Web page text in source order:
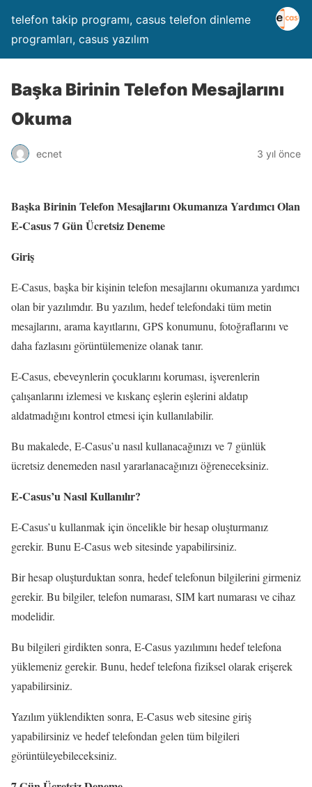
telefon takip programı, casus telefon dinleme
programları, casus yazılım
Başka Birinin Telefon Mesajlarını
Okuma
ecnet 3 yıl önce
Başka Birinin Telefon Mesajlarını Okumanıza Yardımcı Olan
E-Casus 7 Gün Ücretsiz Deneme
Giriş
E-Casus, başka bir kişinin telefon mesajlarını okumanıza yardımcı
olan bir yazılımdır. Bu yazılım, hedef telefondaki tüm metin
mesajlarını, arama kayıtlarını, GPS konumunu, fotoğraflarını ve
daha fazlasını görüntülemenize olanak tanır.
E-Casus, ebeveynlerin çocuklarını koruması, işverenlerin
çalışanlarını izlemesi ve kıskanç eşlerin eşlerini aldatıp
aldatmadığını kontrol etmesi için kullanılabilir.
Bu makalede, E-Casus’u nasıl kullanacağınızı ve 7 günlük
ücretsiz denemeden nasıl yararlanacağınızı öğreneceksiniz.
E-Casus’u Nasıl Kullanılır?
E-Casus’u kullanmak için öncelikle bir hesap oluşturmanız
gerekir. Bunu E-Casus web sitesinde yapabilirsiniz.
Bir hesap oluşturduktan sonra, hedef telefonun bilgilerini girmeniz
gerekir. Bu bilgiler, telefon numarası, SIM kart numarası ve cihaz
modelidir.
Bu bilgileri girdikten sonra, E-Casus yazılımını hedef telefona
yüklemeniz gerekir. Bunu, hedef telefona fiziksel olarak erişerek
yapabilirsiniz.
Yazılım yüklendikten sonra, E-Casus web sitesine giriş
yapabilirsiniz ve hedef telefondan gelen tüm bilgileri
görüntüleyebileceksiniz.